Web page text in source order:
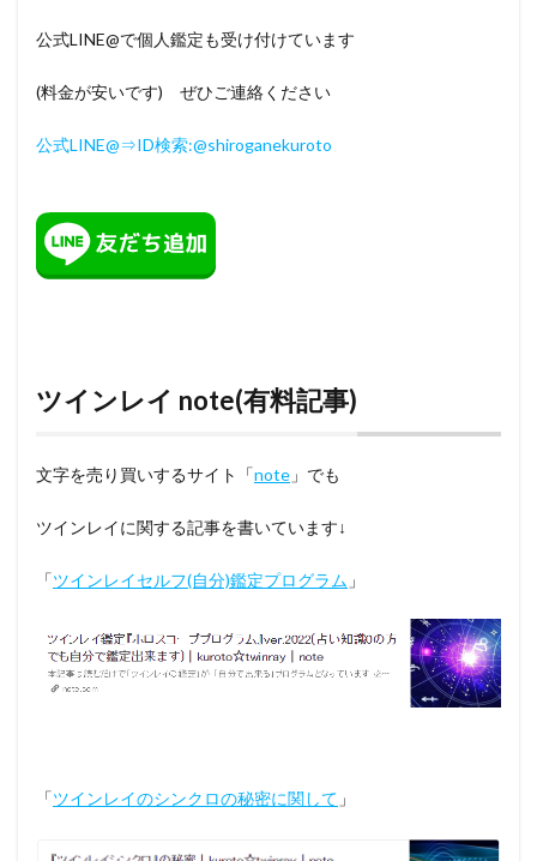
公式LINE@で個人鑑定も受け付けています
(料金が安いです) ぜひご連絡ください
公式LINE@⇒ID検索:@shiroganekuroto
ツインレイ note(有料記事)
文字を売り買いするサイト「note 」でも
ツインレイに関する記事を書いています↓
「ツインレイセルフ(自分)鑑定プログラム 」
「ツインレイのシンクロの秘密に関して 」